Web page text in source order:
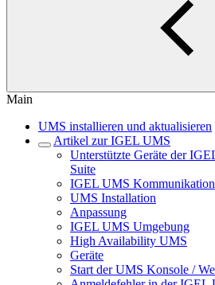
Main
UMS installieren und aktualisieren
Artikel zur IGEL UMS
Unterstützte Geräte der
Suite
IGEL UMS
UMS Installation
Anpassung
IGEL UMS Umgebung
High Availability UMS
Geräte
Start der UMS Konsole /